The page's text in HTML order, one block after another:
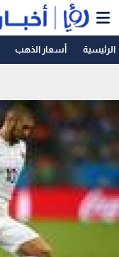
الرئيسية أسعار الذهب